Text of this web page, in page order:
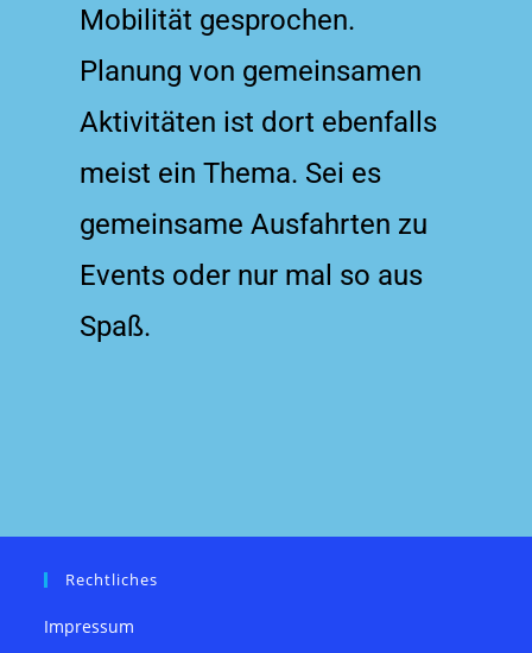
Mobilität gesprochen.
Planung von gemeinsamen
Aktivitäten ist dort ebenfalls
meist ein Thema. Sei es
gemeinsame Ausfahrten zu
Events oder nur mal so aus
Spaß.
Rechtliches
Impressum